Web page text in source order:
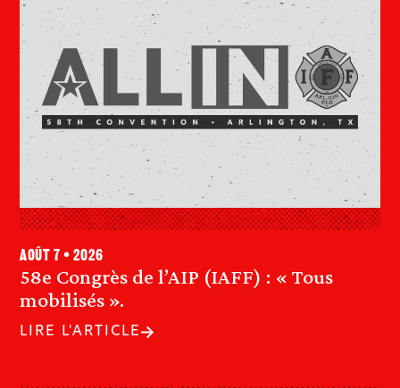
58e Congrès de l’AIP (IAFF) : « Tous
mobilisés ».
août 7 • 2026
LIRE L'ARTICLE